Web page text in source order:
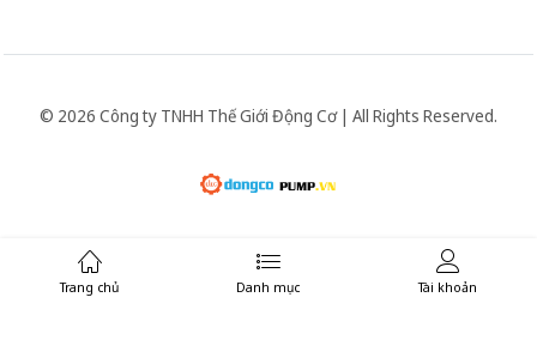
© 2026 Công ty TNHH Thế Giới Động Cơ | All Rights Reserved.
Giữ liên lạc:
Trang chủ Danh mục Tài khoản